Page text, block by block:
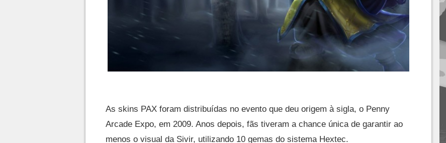
As skins PAX foram distribuídas no evento que deu origem à sigla, o Penny
Arcade Expo, em 2009. Anos depois, fãs tiveram a chance única de garantir ao
menos o visual da Sivir, utilizando 10 gemas do sistema Hextec.